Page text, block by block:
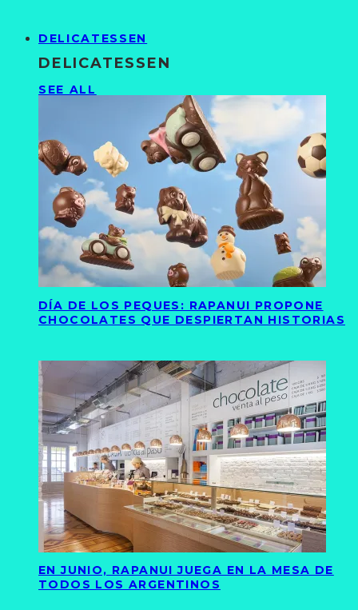
DELICATESSEN
DELICATESSEN
SEE ALL
DÍA DE LOS PEQUES: RAPANUI PROPONE
CHOCOLATES QUE DESPIERTAN HISTORIAS
EN JUNIO, RAPANUI JUEGA EN LA MESA DE
TODOS LOS ARGENTINOS